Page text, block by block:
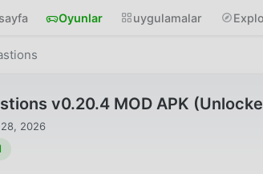
Oyunlar uygulamalar
v0.20.4 MOD APK
2026